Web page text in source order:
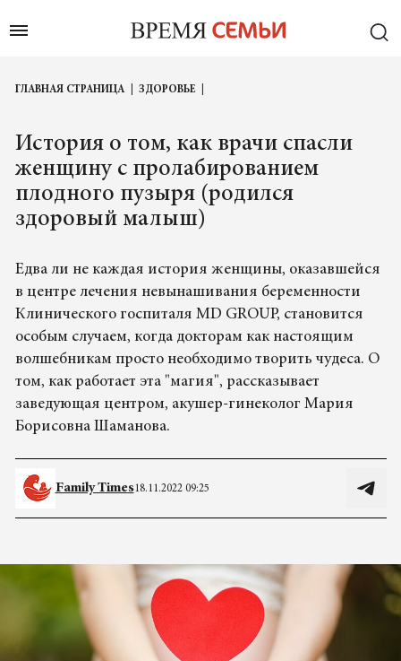
ГЛАВНАЯ СТРАНИЦА ЗДОРОВЬЕ
История о том, как врачи спасли
женщину с пролабированием
плодного пузыря (родился
здоровый малыш)
Едва ли не каждая история женщины, оказавшейся
в центре лечения невынашивания беременности
Клинического госпиталя MD GROUP, становится
особым случаем, когда докторам как настоящим
волшебникам просто необходимо творить чудеса. О
том, как работает эта "магия", рассказывает
заведующая центром, акушер-гинеколог Мария
Борисовна Шаманова.
Family Times18.11.2022 09:25